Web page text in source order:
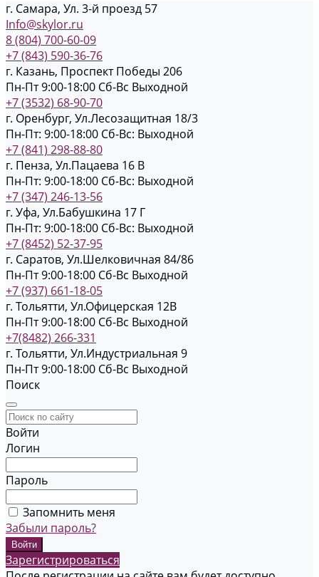
г. Самара, Ул. 3-й проезд 57
Info@skylor.ru
8 (804) 700-60-09
+7 (843) 590-36-76
г. Казань, Проспект Победы 206
Пн-Пт 9:00-18:00 Cб-Вс Выходной
+7 (3532) 68-90-70
г. Оренбург, Ул.Лесозащитная 18/3
Пн-Пт: 9:00-18:00 Cб-Вс: Выходной
+7 (841) 298-88-80
г. Пенза, Ул.Пацаева 16 В
Пн-Пт: 9:00-18:00 Cб-Вс: Выходной
+7 (347) 246-13-56
г. Уфа, Ул.Бабушкина 17 Г
Пн-Пт: 9:00-18:00 Cб-Вс: Выходной
+7 (8452) 52-37-95
г. Саратов, Ул.Шелковичная 84/86
Пн-Пт 9:00-18:00 Cб-Вс Выходной
+7 (937) 661-18-05
г. Тольятти, Ул.Офицерская 12В
Пн-Пт 9:00-18:00 Cб-Вс Выходной
+7(8482) 266-331
г. Тольятти, Ул.Индустриальная 9
Пн-Пт 9:00-18:00 Cб-Вс Выходной
Поиск
Войти
Логин
Пароль
Запомнить меня
Забыли пароль?
Зарегистрироваться